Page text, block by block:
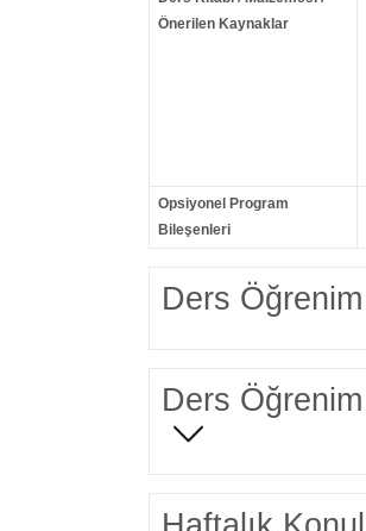
Önerilen Kaynaklar
Opsiyonel Program
Bileşenleri
Ders Öğrenim
Ders Öğrenim